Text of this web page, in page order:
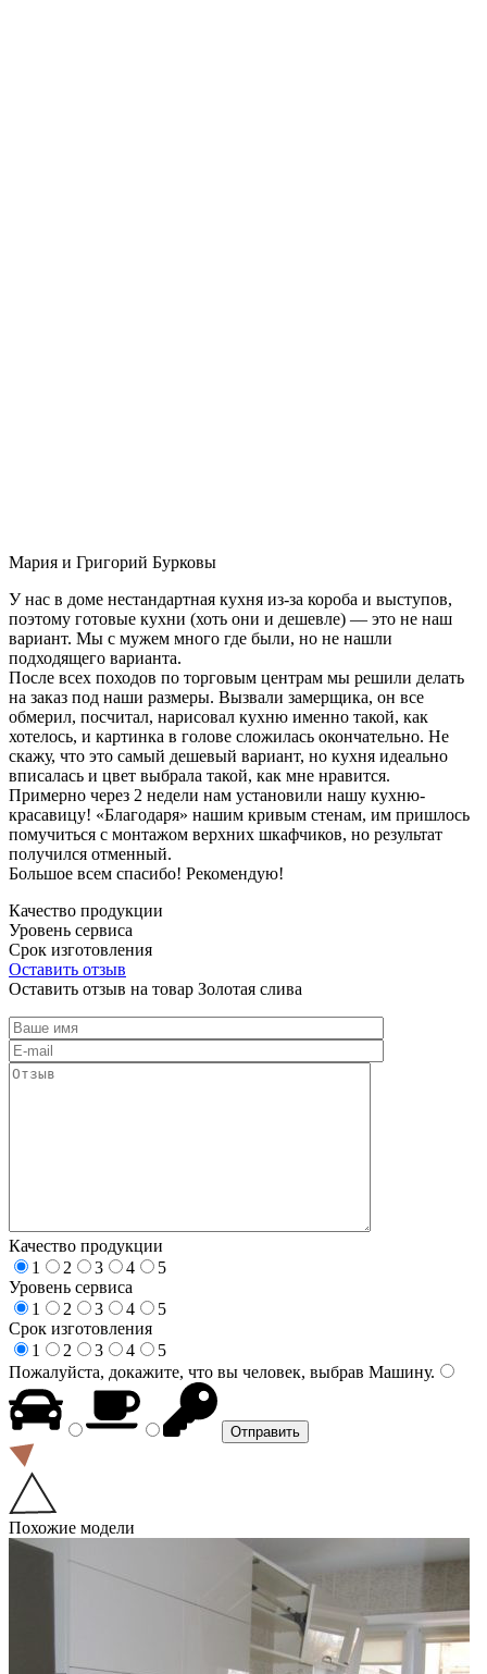
Мария и Григорий Бурковы
У нас в доме нестандартная кухня из-за короба и выступов,
поэтому готовые кухни (хоть они и дешевле) — это не наш
вариант. Мы с мужем много где были, но не нашли
подходящего варианта.
После всех походов по торговым центрам мы решили делать
на заказ под наши размеры. Вызвали замерщика, он все
обмерил, посчитал, нарисовал кухню именно такой, как
хотелось, и картинка в голове сложилась окончательно. Не
скажу, что это самый дешевый вариант, но кухня идеально
вписалась и цвет выбрала такой, как мне нравится.
Примерно через 2 недели нам установили нашу кухню-
красавицу! «Благодаря» нашим кривым стенам, им пришлось
помучиться с монтажом верхних шкафчиков, но результат
получился отменный.
Большое всем спасибо! Рекомендую!
Качество продукции
Уровень сервиса
Срок изготовления
Оставить отзыв
Оставить отзыв на товар Золотая слива
Качество продукции
1
2 3 4
5
Уровень сервиса
1
2 3 4
5
Срок изготовления
1
2 3 4
5
Пожалуйста, докажите, что вы человек, выбрав Машину.
Похожие модели